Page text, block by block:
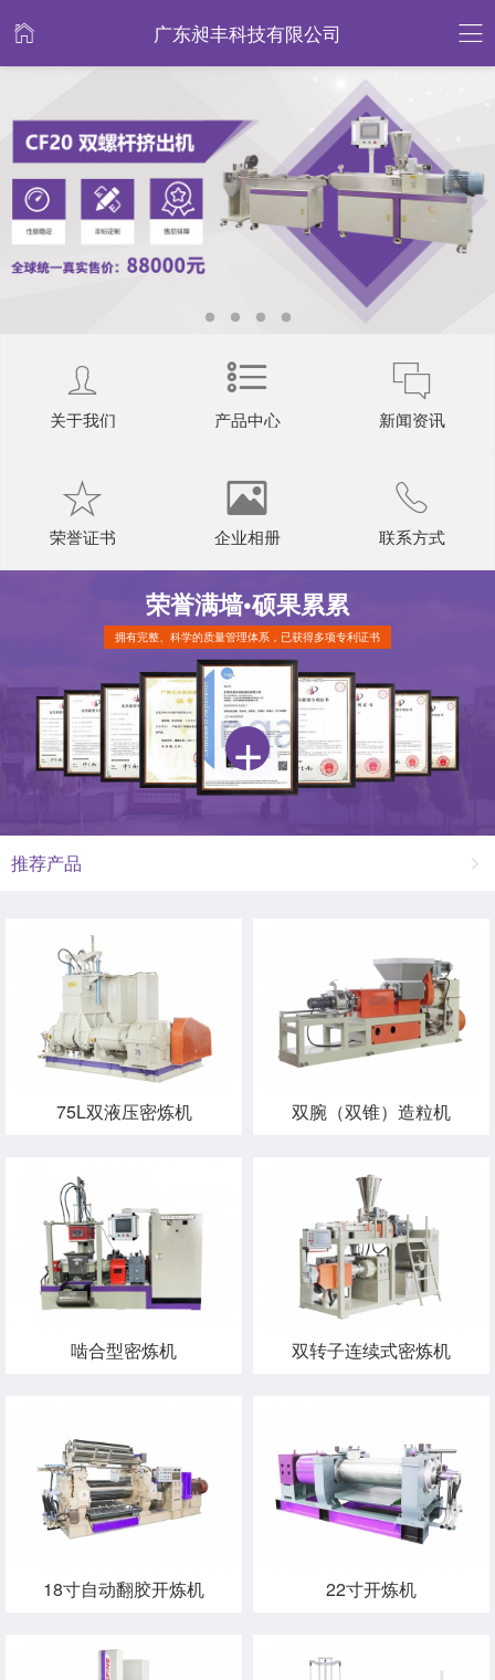
广东昶丰科技有限公司
关于我们 产品中心 新闻资讯
荣誉证书 企业相册 联系方式
荣誉满墙•硕果累累
拥有完整、科学的质量管理体系，已获得多项专利证书
推荐产品
75L双液压密炼机 双腕（双锥）造粒机
啮合型密炼机 双转子连续式密炼机
18寸自动翻胶开炼机 22寸开炼机